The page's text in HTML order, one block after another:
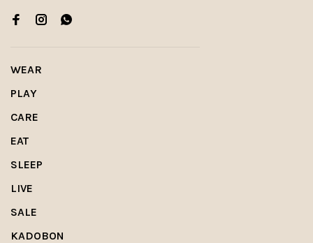
WEAR
PLAY
CARE
EAT
SLEEP
LIVE
SALE
KADOBON